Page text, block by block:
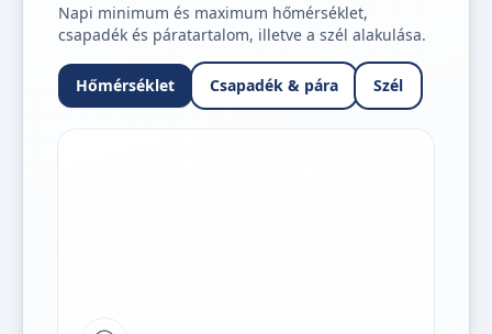
Napi minimum és maximum hőmérséklet,
csapadék és páratartalom, illetve a szél alakulása.
Hőmérséklet Csapadék & pára Szél